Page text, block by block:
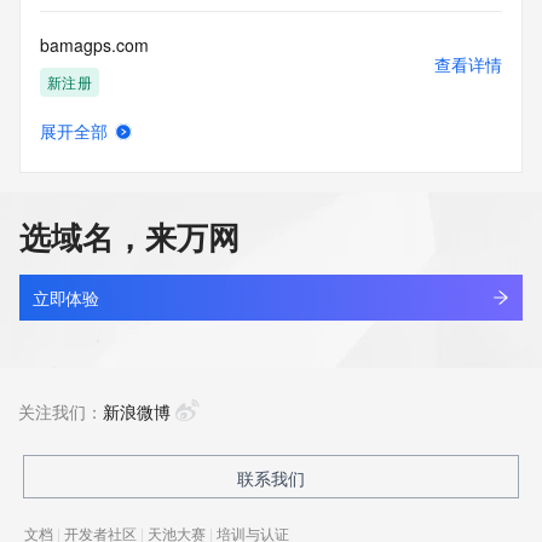
bamagps.com
新注册
查看详情
bamaletao.com
最近查询
查看详情
最近查询
展开全部
选域名，来万网
立即体验
关注我们： 新浪微博
联系我们
文档 | 开发者社区 | 天池大赛 | 培训与认证